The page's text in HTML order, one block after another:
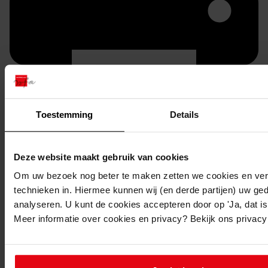
Toestemming Details
Deze website maakt gebruik van cookies
Om uw bezoek nog beter te maken zetten we cookies en
technieken in. Hiermee kunnen wij (en derde partijen) uw
analyseren. U kunt de cookies accepteren door op 'Ja, dat
Meer informatie over cookies en privacy? Bekijk ons
Printen
duurzaam webadres
Inventaris